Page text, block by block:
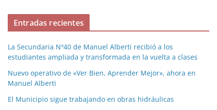
Entradas recientes
La Secundaria Nº40 de Manuel Alberti recibió a los
estudiantes ampliada y transformada en la vuelta a clases
Nuevo operativo de «Ver Bien, Aprender Mejor», ahora en
Manuel Alberti
El Municipio sigue trabajando en obras hidráulicas